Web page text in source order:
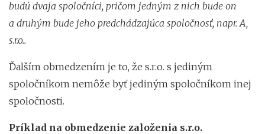
budú dvaja spoločníci, pričom jedným z nich bude on
a druhým bude jeho predchádzajúca spoločnosť, napr. A,
s.r.o..
Ďalším obmedzením je to, že s.r.o. s jediným
spoločníkom nemôže byť jediným spoločníkom inej
spoločnosti.
Príklad na obmedzenie založenia s.r.o.